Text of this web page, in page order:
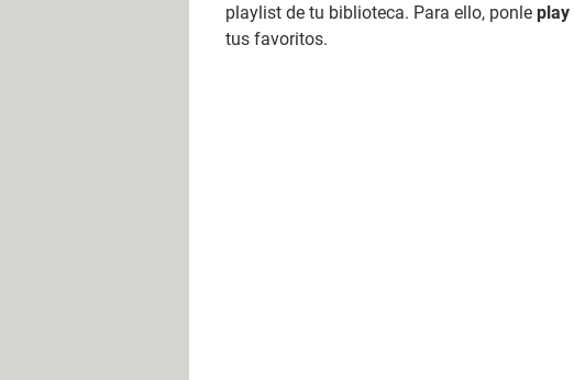
playlist de tu biblioteca. Para ello, ponle play
tus favoritos.